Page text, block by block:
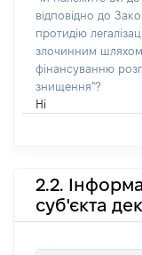
відповідно до
протидію
злочинним
фінансуванню
знищення"?
Ні
2.2.
суб'єкта